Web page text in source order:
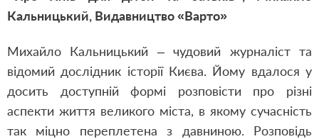
Кальницький, Видавництво «Варто»
Михайло Кальницький – чудовий журналіст та
відомий дослідник історії Києва. Йому вдалося у
досить доступній формі розповісти про різні
аспекти життя великого міста, в якому сучасність
так міцно переплетена з давниною. Розповідь